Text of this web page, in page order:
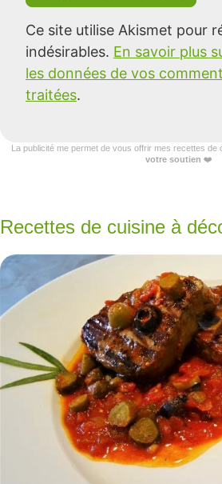
Ce site utilise Akismet pour
indésirables. En savoir plus
les données de vos
traitées.
La publicité me permet de vous offrir mes recettes de
votre soutien ❤️
Recettes de cuisine à